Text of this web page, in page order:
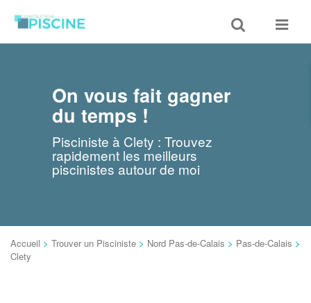
Toggle
search
Toggle
On vous fait gagner
du temps !
Pisciniste à Clety : Trouvez
rapidement les meilleurs
piscinistes autour de moi
Accueil > Trouver un Pisciniste > Nord Pas-de-Calais > Pas-de-Calais >
Clety